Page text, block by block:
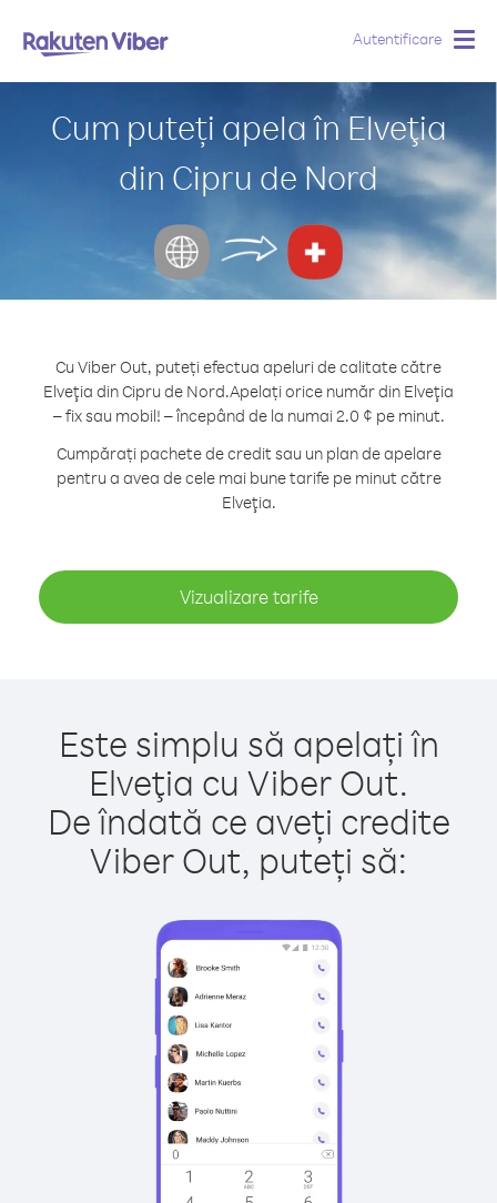
Autentificare
Cum puteți apela în Elveţia
din Cipru de Nord
Cu Viber Out, puteți efectua apeluri de calitate către
Elveţia din Cipru de Nord.Apelați orice număr din Elveţia
– fix sau mobil! – începând de la numai 2.0 ¢ pe minut.
Cumpărați pachete de credit sau un plan de apelare
pentru a avea de cele mai bune tarife pe minut către
Elveţia.
Vizualizare tarife
Este simplu să apelați în
Elveţia cu Viber Out.
De îndată ce aveți credite
Viber Out, puteți să: